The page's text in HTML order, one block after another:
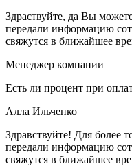
Здраствуйте, да Вы
передали информацию
свяжутся в ближайшее
Менеджер компании
Есть ли процент при
Алла Ильченко
Здравствуйте! Для более
передали информацию
свяжутся в ближайшее